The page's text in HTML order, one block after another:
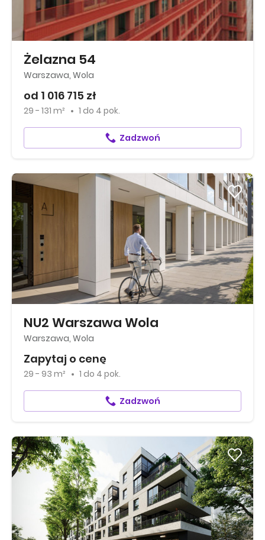
Żelazna 54
Warszawa, Wola
od 1 016 715 zł
29 - 131 m² 1 do 4 pok.
Zadzwoń
NU2 Warszawa Wola
Warszawa, Wola
Zapytaj o cenę
29 - 93 m² 1 do 4 pok.
Zadzwoń